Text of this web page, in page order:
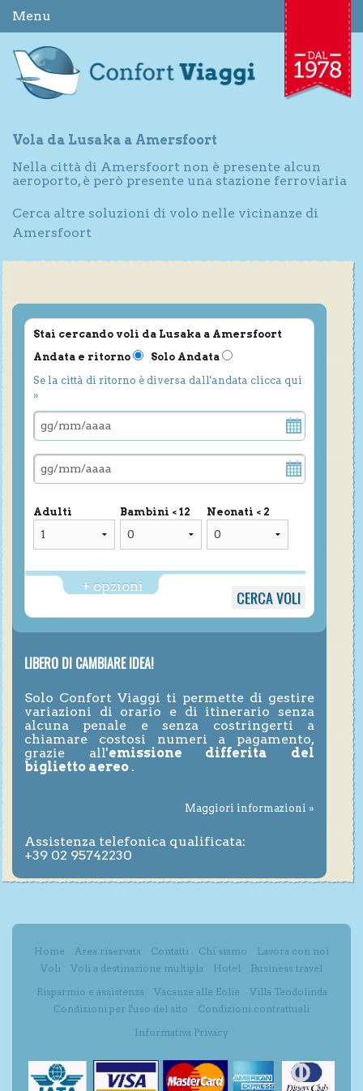
Menu
Vola da Lusaka a Amersfoort
Nella città di Amersfoort non è presente alcun
aeroporto, è però presente una stazione ferroviaria
Cerca altre soluzioni di volo nelle vicinanze di
Amersfoort
Stai cercando voli da Lusaka a Amersfoort
Andata e ritorno
Solo Andata
Se la città di ritorno è diversa dall'andata clicca qui
»
Adulti Bambini < 12 Neonati < 2
+ opzioni
LIBERO DI CAMBIARE IDEA!
Solo Confort Viaggi ti permette di gestire
variazioni di orario e di itinerario senza
alcuna penale e senza costringerti a
chiamare costosi numeri a pagamento,
grazie all'emissione differita del
biglietto aereo .
Maggiori informazioni »
Assistenza telefonica qualificata:
+39 02 95742230
Home Area riservata Contatti Chi siamo
Lavora con noi
Voli
Voli a destinazione multipla Hotel
Business travel
Risparmio e assistenza
Vacanze alle Eolie
Villa Teodolinda
Condizioni per l'uso del sito
Condizioni contrattuali
Informativa Privacy